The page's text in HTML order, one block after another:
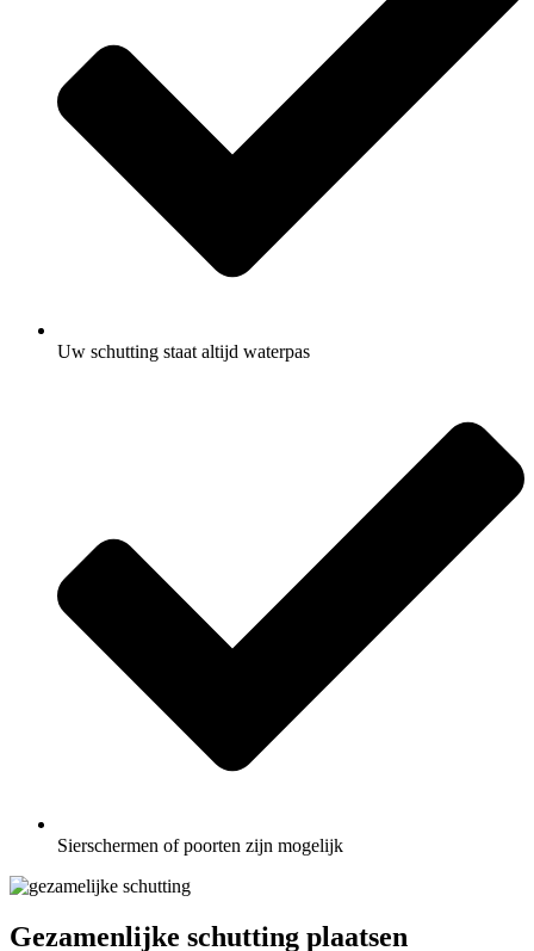
Uw schutting staat altijd waterpas
Sierschermen of poorten zijn mogelijk
Gezamenlijke schutting plaatsen